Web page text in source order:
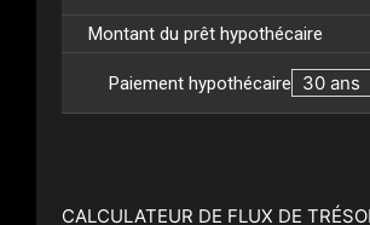
Montant du prêt hypothécaire
Paiement hypothécaire
CALCULATEUR DE FLUX DE